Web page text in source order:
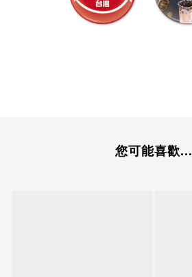
您可能喜歡...